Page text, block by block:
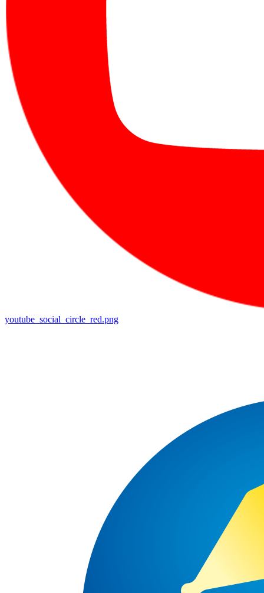
youtube_social_circle_red.png